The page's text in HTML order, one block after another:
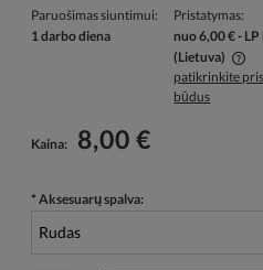
Paruošimas siuntimui:
1 darbo diena
Pristatymas:
nuo 6,00 €- LP
(Lietuva)
Į kainą neįskaičiuotos galimos
patikrinkite
būdus
Kaina: 8,00 €
* Aksesuarų spalva: